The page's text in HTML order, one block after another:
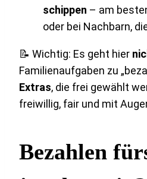
schippen – am
oder bei Nachbarn,
📝 Wichtig: Es geht hier
Familienaufgaben zu
Extras, die frei gewählt
freiwillig, fair und mit
Bezahlen